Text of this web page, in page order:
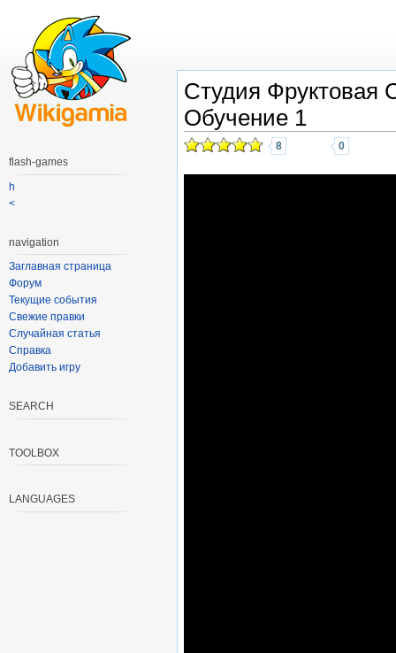
Студия Фруктовая
Обучение 1
8 0
flash-games
h
<
navigation
Заглавная страница
Форум
Текущие события
Свежие правки
Случайная статья
Справка
Добавить игру
SEARCH
TOOLBOX
LANGUAGES